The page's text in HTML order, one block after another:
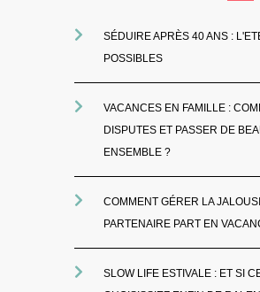
SÉDUIRE APRÈS 40 ANS :
POSSIBLES
VACANCES EN FAMILLE :
DISPUTES ET PASSER DE
ENSEMBLE ?
COMMENT GÉRER LA
PARTENAIRE PART EN
SLOW LIFE ESTIVALE : ET SI